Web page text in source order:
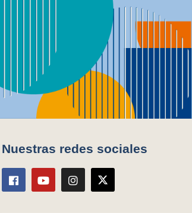
Nuestras redes sociales